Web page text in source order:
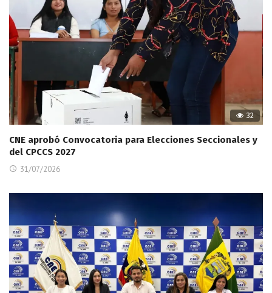
32
CNE aprobó Convocatoria para Elecciones Seccionales y
del CPCCS 2027
31/07/2026